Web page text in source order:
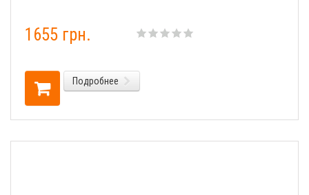
1655 грн.
Подробнее